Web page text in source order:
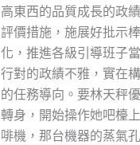
高東西的品質成長的政
評價措施，施展好批示
化，推進各級引導班子
行對的政績不雅，實在
的任務導向。要林天秤
轉身，開始操作她吧檯
啡機，那台機器的蒸氣